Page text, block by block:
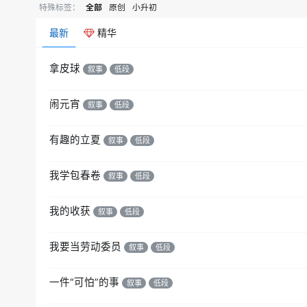
特殊标签： 全部 原创 小升初
最新 精华
拿皮球 叙事 低段
闹元宵 叙事 低段
有趣的立夏 叙事 低段
我学包春卷 叙事 低段
我的收获 叙事 低段
我要当劳动委员 叙事 低段
一件“可怕”的事 叙事 低段